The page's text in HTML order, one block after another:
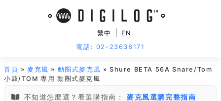
繁中
EN
電話: 02-23638171
首頁 »麥克風 » 動圈式麥克風 » Shure BETA 56A Snare/Tom
小鼓/TOM 專用 動圈式麥克風
不知道怎麼選？看選購指南： 麥克風選購完整指南